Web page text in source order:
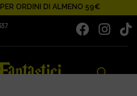
ORDINI DI ALMENO 59€